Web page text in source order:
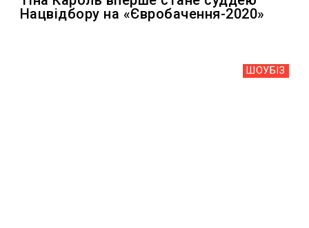
Нацвідбору на «Євробачення-2020»
ШОУБIЗ